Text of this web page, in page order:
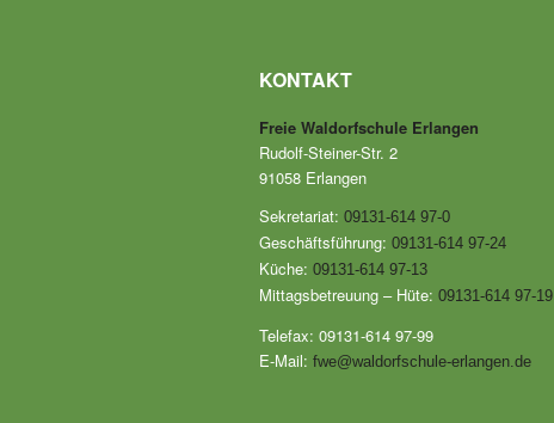
KONTAKT
Freie Waldorfschule Erlangen
Rudolf-Steiner-Str. 2
91058 Erlangen
Sekretariat: 09131-614 97-0
Geschäftsführung: 09131-614 97-24
Küche: 09131-614 97-13
Mittagsbetreuung – Hüte: 09131-614 97-19
Telefax: 09131-614 97-99
E-Mail: fwe@waldorfschule-erlangen.de